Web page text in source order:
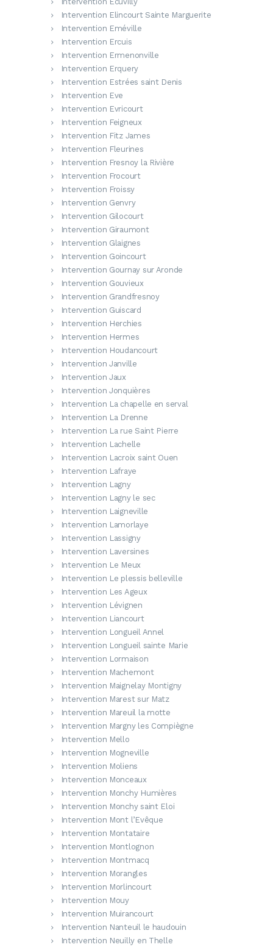
Intervention Elincourt Sainte Marguerite
Intervention Eméville
Intervention Ercuis
Intervention Ermenonville
Intervention Erquery
Intervention Estrées saint Denis
Intervention Eve
Intervention Evricourt
Intervention Feigneux
Intervention Fitz James
Intervention Fleurines
Intervention Fresnoy la Rivière
Intervention Frocourt
Intervention Froissy
Intervention Genvry
Intervention Gilocourt
Intervention Giraumont
Intervention Glaignes
Intervention Goincourt
Intervention Gournay sur Aronde
Intervention Gouvieux
Intervention Grandfresnoy
Intervention Guiscard
Intervention Herchies
Intervention Hermes
Intervention Houdancourt
Intervention Janville
Intervention Jaux
Intervention Jonquières
Intervention La chapelle en serval
Intervention La Drenne
Intervention La rue Saint Pierre
Intervention Lachelle
Intervention Lacroix saint Ouen
Intervention Lafraye
Intervention Lagny
Intervention Lagny le sec
Intervention Laigneville
Intervention Lamorlaye
Intervention Lassigny
Intervention Laversines
Intervention Le Meux
Intervention Le plessis belleville
Intervention Les Ageux
Intervention Lévignen
Intervention Liancourt
Intervention Longueil Annel
Intervention Longueil sainte Marie
Intervention Lormaison
Intervention Machemont
Intervention Maignelay Montigny
Intervention Marest sur Matz
Intervention Mareuil la motte
Intervention Margny les Compiègne
Intervention Mello
Intervention Mogneville
Intervention Moliens
Intervention Monceaux
Intervention Monchy Humières
Intervention Monchy saint Eloi
Intervention Mont l’Evêque
Intervention Montataire
Intervention Montlognon
Intervention Montmacq
Intervention Morangles
Intervention Morlincourt
Intervention Mouy
Intervention Muirancourt
Intervention Nanteuil le haudouin
Intervention Neuilly en Thelle